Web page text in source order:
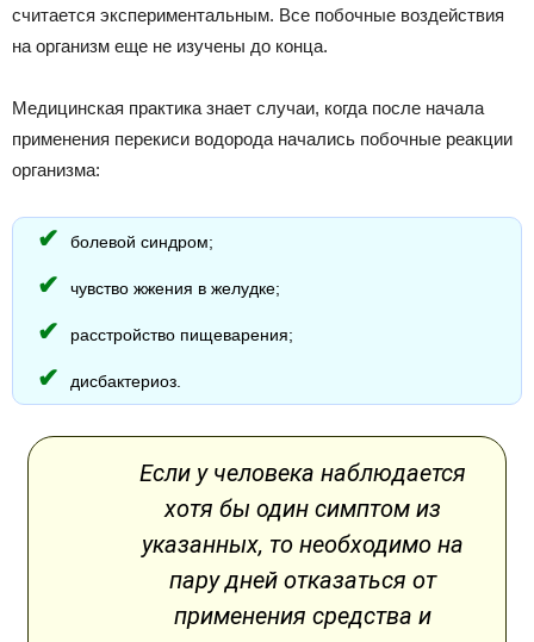
считается экспериментальным. Все побочные воздействия
на организм еще не изучены до конца.
Медицинская практика знает случаи, когда после начала
применения перекиси водорода начались побочные реакции
организма:
болевой синдром;
чувство жжения в желудке;
расстройство пищеварения;
дисбактериоз.
Если у человека наблюдается
хотя бы один симптом из
указанных, то необходимо на
пару дней отказаться от
применения средства и